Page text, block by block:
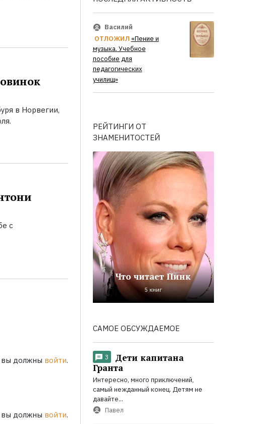
в Норвегии,
с
вы должны войти.
вы должны войти.
Василий
ОТЛОЖИЛ «Пение и
музыка. Учебное
пособие для
педагогических
училищ»
РЕЙТИНГИ ОТ
ЗНАМЕНИТОСТЕЙ
Что читает Пинк
5 книг
САМОЕ ОБСУЖДАЕМОЕ
3
Дети капитана
Гранта
Интересно, много приключений,
самый нежданный конец. Детям не
давайте...
Павел